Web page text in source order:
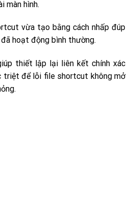
màn hình.
vừa tạo bằng cách nhấp đúp
hoạt động bình thường.
thiết lập lại liên kết chính xác
triệt để lỗi file shortcut không mở